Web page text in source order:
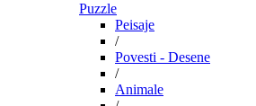
Puzzle
Peisaje
/
Povesti - Desene
/
Animale